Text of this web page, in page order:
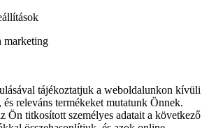
marketing
tájékoztatjuk a weboldalunkon kívüli
releváns termékeket mutatunk Önnek.
Ön titkosított személyes adatait a következő